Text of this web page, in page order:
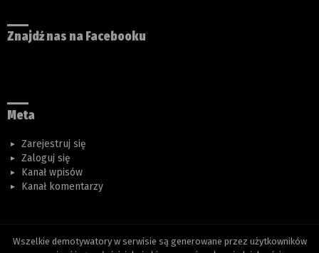
Znajdź nas na Facebooku
Meta
Zarejestruj się
Zaloguj się
Kanał wpisów
Kanał komentarzy
Wszelkie demotywatory w serwisie są generowane przez użytkowników